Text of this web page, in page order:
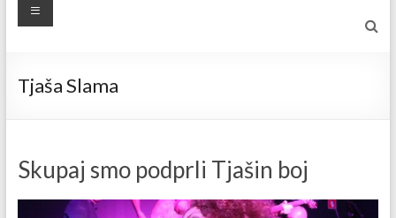
Tjaša Slama
Skupaj smo podprli Tjašin boj